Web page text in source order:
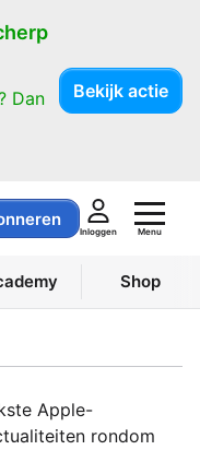
Dan
Bekijk actie
Inloggen Menu
Shop
Apple-
rondom